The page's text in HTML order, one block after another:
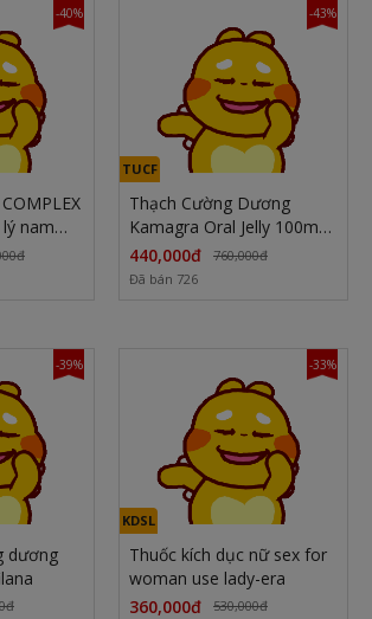
-40%
nam
-43%
TUCF
Thạch Cường Dương
Kamagra Oral Jelly 100mg
– Vị Cà Phê Mocha
440,000đ
760,000đ
Đã bán 726
-39%
dương
-33%
KDSL
Thuốc kích dục nữ sex for
woman use lady-era
360,000đ
530,000đ